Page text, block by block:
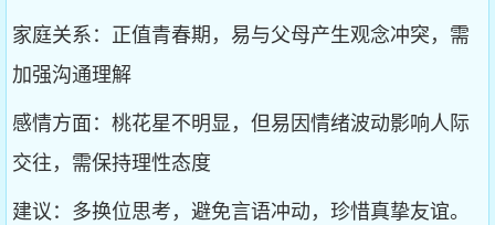
家庭关系：正值青春期，易与父母产生观念冲突，需
加强沟通理解
感情方面：桃花星不明显，但易因情绪波动影响人际
交往，需保持理性态度
建议：多换位思考，避免言语冲动，珍惜真挚友谊。